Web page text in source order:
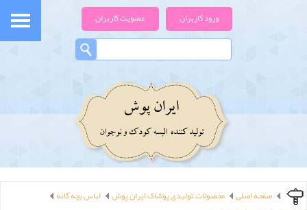
ورود کاربران عضویت کاربران
صفحه اصلی محصولات تولیدی پوشاک ایران پوش
لباس بچه گانه